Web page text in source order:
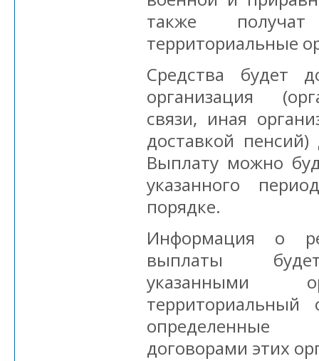
также
территориальные
Средства будет
организация
связи, иная
доставкой
Выплату можно
указанного
порядке.
Информация о
выплаты
указанными
определенные
договорами этих